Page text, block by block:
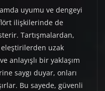
uyumu ve dengeyi
ilişkilerinde de
Tartışmalardan,
uzak
anlayışlı bir yaklaşım
saygı duyar, onları
Bu sayede, güvenli